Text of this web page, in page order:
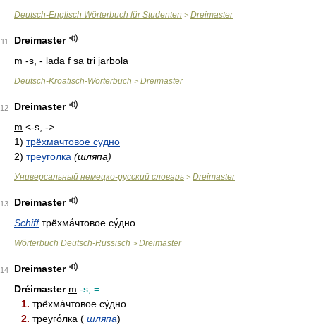
Deutsch-Englisch Wörterbuch für Studenten > Dreimaster
11
Dreimaster
m -s, - lađa f sa tri jarbola
Deutsch-Kroatisch-Wörterbuch > Dreimaster
12
Dreimaster
m <-s, ->
1) трёхмачтовое судно
2) треуголка (шляпа)
Универсальный немецко-русский словарь > Dreimaster
13
Dreimaster
Schiff трёхма́чтовое су́дно
Wörterbuch Deutsch-Russisch > Dreimaster
14
Dreimaster
Dréimaster m -s, =
1. трёхма́чтовое су́дно
2. треуго́лка ( шляпа)